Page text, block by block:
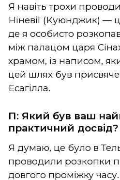
Я навіть трохи
Ніневії (Куюнджик) —
де я особисто
між палацом царя
храмом, із написом,
цей шлях був
Есагілла.
П: Який був ваш
практичний досвід?
Я думаю, це було в
проводили розкопки
довгого проміжку